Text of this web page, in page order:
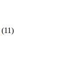
(11)